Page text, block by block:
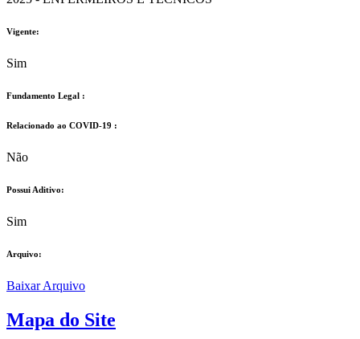
Vigente:
Sim
Fundamento Legal :​
Relacionado ao COVID-19 :​
Não
Possui Aditivo:​
Sim
Arquivo:
Baixar Arquivo
Mapa do Site